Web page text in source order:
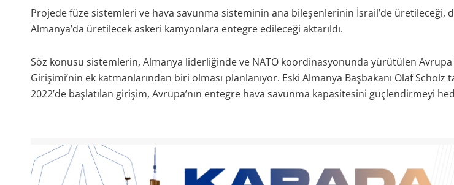
Projede füze sistemleri ve hava savunma sisteminin ana bileşenlerinin İsrail’de üretileceği,
Almanya’da üretilecek askeri kamyonlara entegre edileceği aktarıldı.
Söz konusu sistemlerin, Almanya liderliğinde ve NATO koordinasyonunda yürütülen Avrupa
Girişimi’nin ek katmanlarından biri olması planlanıyor. Eski Almanya Başbakanı Olaf Scholz
2022’de başlatılan girişim, Avrupa’nın entegre hava savunma kapasitesini güçlendirmeyi